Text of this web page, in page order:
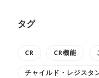
タグ
CR CR機能
チャイルド・レジスタ